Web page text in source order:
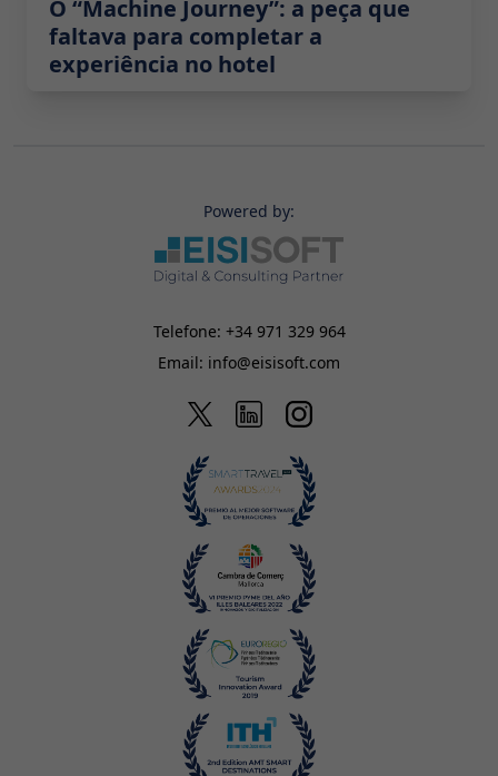
O “Machine Journey”: a peça que
faltava para completar a
experiência no hotel
Powered by:
Telefone: +34 971 329 964
Email: info@eisisoft.com